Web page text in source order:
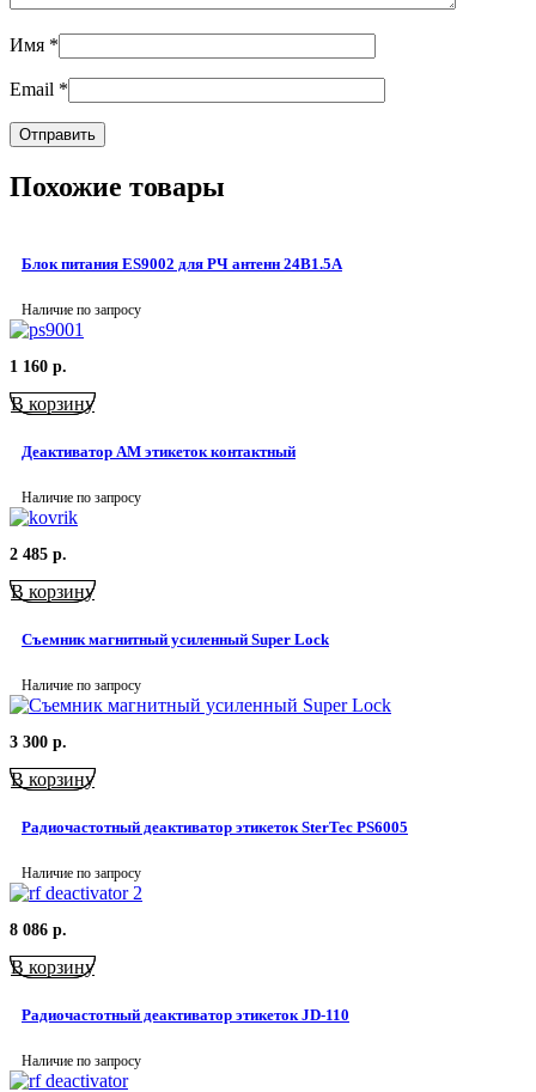
Имя *
Email *
Похожие товары
Блок питания ES9002 для РЧ антенн 24В1.5А
Наличие по запросу
1 160 р.
В корзину
Деактиватор АМ этикеток контактный
Наличие по запросу
2 485 р.
В корзину
Съемник магнитный усиленный Super Lock
Наличие по запросу
3 300 р.
В корзину
Радиочастотный деактиватор этикеток SterTec PS6005
Наличие по запросу
8 086 р.
В корзину
Радиочастотный деактиватор этикеток JD-110
Наличие по запросу